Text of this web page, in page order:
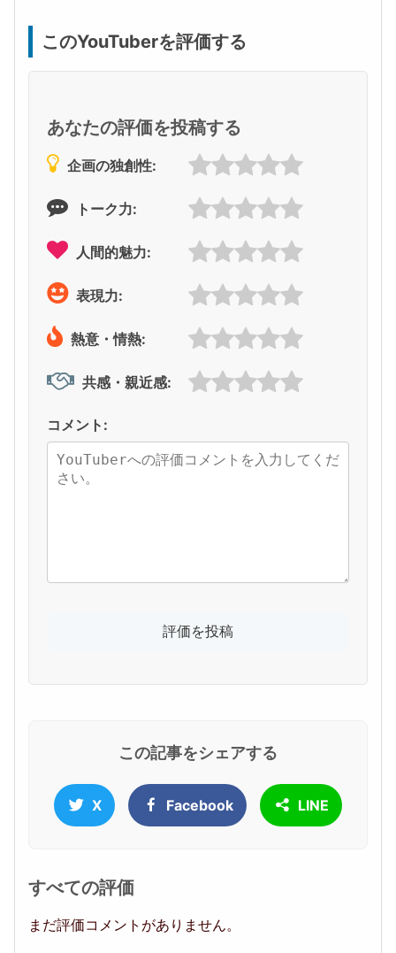
このYouTuberを評価する
あなたの評価を投稿する
企画の独創性:
トーク力:
人間的魅力:
表現力:
熱意・情熱:
共感・親近感:
コメント:
この記事をシェアする
X Facebook LINE
すべての評価
まだ評価コメントがありません。